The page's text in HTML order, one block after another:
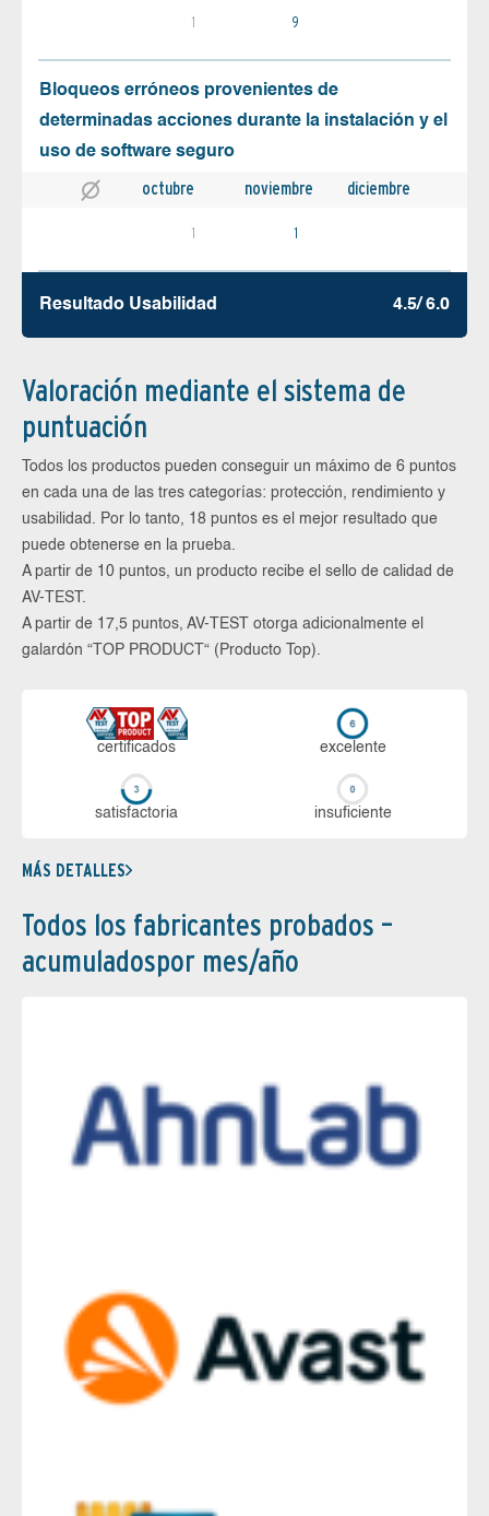
1 9
Bloqueos erróneos provenientes de
determinadas acciones durante la instalación y el
uso de software seguro
octubre noviembre diciembre
1 1
Resultado Usabilidad 4.5/ 6.0
Valoración mediante el sistema de
puntuación
Todos los productos pueden conseguir un máximo de 6 puntos
en cada una de las tres categorías: protección, rendimiento y
usabilidad. Por lo tanto, 18 puntos es el mejor resultado que
puede obtenerse en la prueba.
A partir de 10 puntos, un producto recibe el sello de calidad de
AV-TEST.
A partir de 17,5 puntos, AV-TEST otorga adicionalmente el
galardón “TOP PRODUCT“ (Producto Top).
certi­ficados ex­ce­len­te
sa­tis­fac­to­ria in­su­fi­cien­te
MÁS DETALLES
Todos los fabricantes probados –
acumuladospor mes/año